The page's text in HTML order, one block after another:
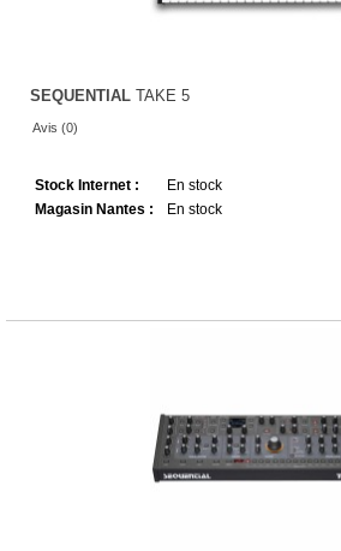
SEQUENTIAL TAKE 5
Avis (0)
Stock Internet :
En stock
Magasin Nantes :
En stock